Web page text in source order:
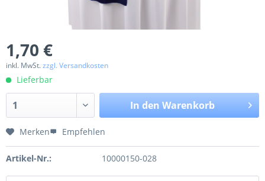
1,70 €
inkl. MwSt.zzgl. Versandkosten
Lieferbar
In den Warenkorb
Merken Empfehlen
Artikel-Nr.: 10000150-028